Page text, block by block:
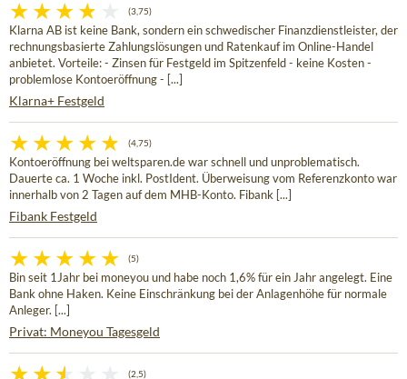
(3,75)
Klarna AB ist keine Bank, sondern ein schwedischer Finanzdienstleister, der
rechnungsbasierte Zahlungslösungen und Ratenkauf im Online-Handel
anbietet. Vorteile: - Zinsen für Festgeld im Spitzenfeld - keine Kosten -
problemlose Kontoeröffnung - [...]
Klarna+ Festgeld
(4,75)
Kontoeröffnung bei weltsparen.de war schnell und unproblematisch.
Dauerte ca. 1 Woche inkl. PostIdent. Überweisung vom Referenzkonto war
innerhalb von 2 Tagen auf dem MHB-Konto. Fibank [...]
Fibank Festgeld
(5)
Bin seit 1Jahr bei moneyou und habe noch 1,6% für ein Jahr angelegt. Eine
Bank ohne Haken. Keine Einschränkung bei der Anlagenhöhe für normale
Anleger. [...]
Privat: Moneyou Tagesgeld
(2,5)